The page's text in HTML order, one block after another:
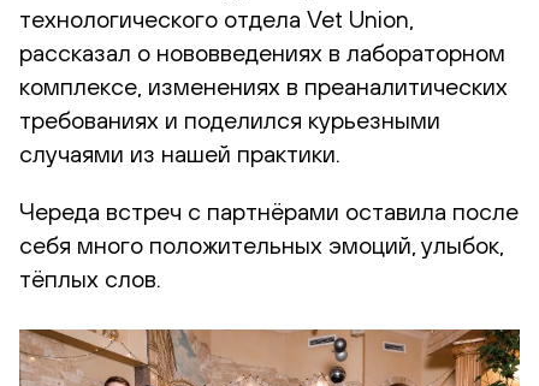
технологического отдела Vet Union,
рассказал о нововведениях в лабораторном
комплексе, изменениях в преаналитических
требованиях и поделился курьезными
случаями из нашей практики.
Череда встреч с партнёрами оставила после
себя много положительных эмоций, улыбок,
тёплых слов.